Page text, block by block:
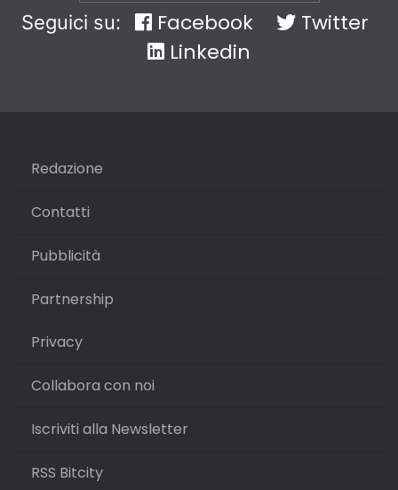
Seguici su: Facebook
Twitter
Linkedin
Redazione
Contatti
Pubblicità
Partnership
Privacy
Collabora con noi
Iscriviti alla Newsletter
RSS Bitcity